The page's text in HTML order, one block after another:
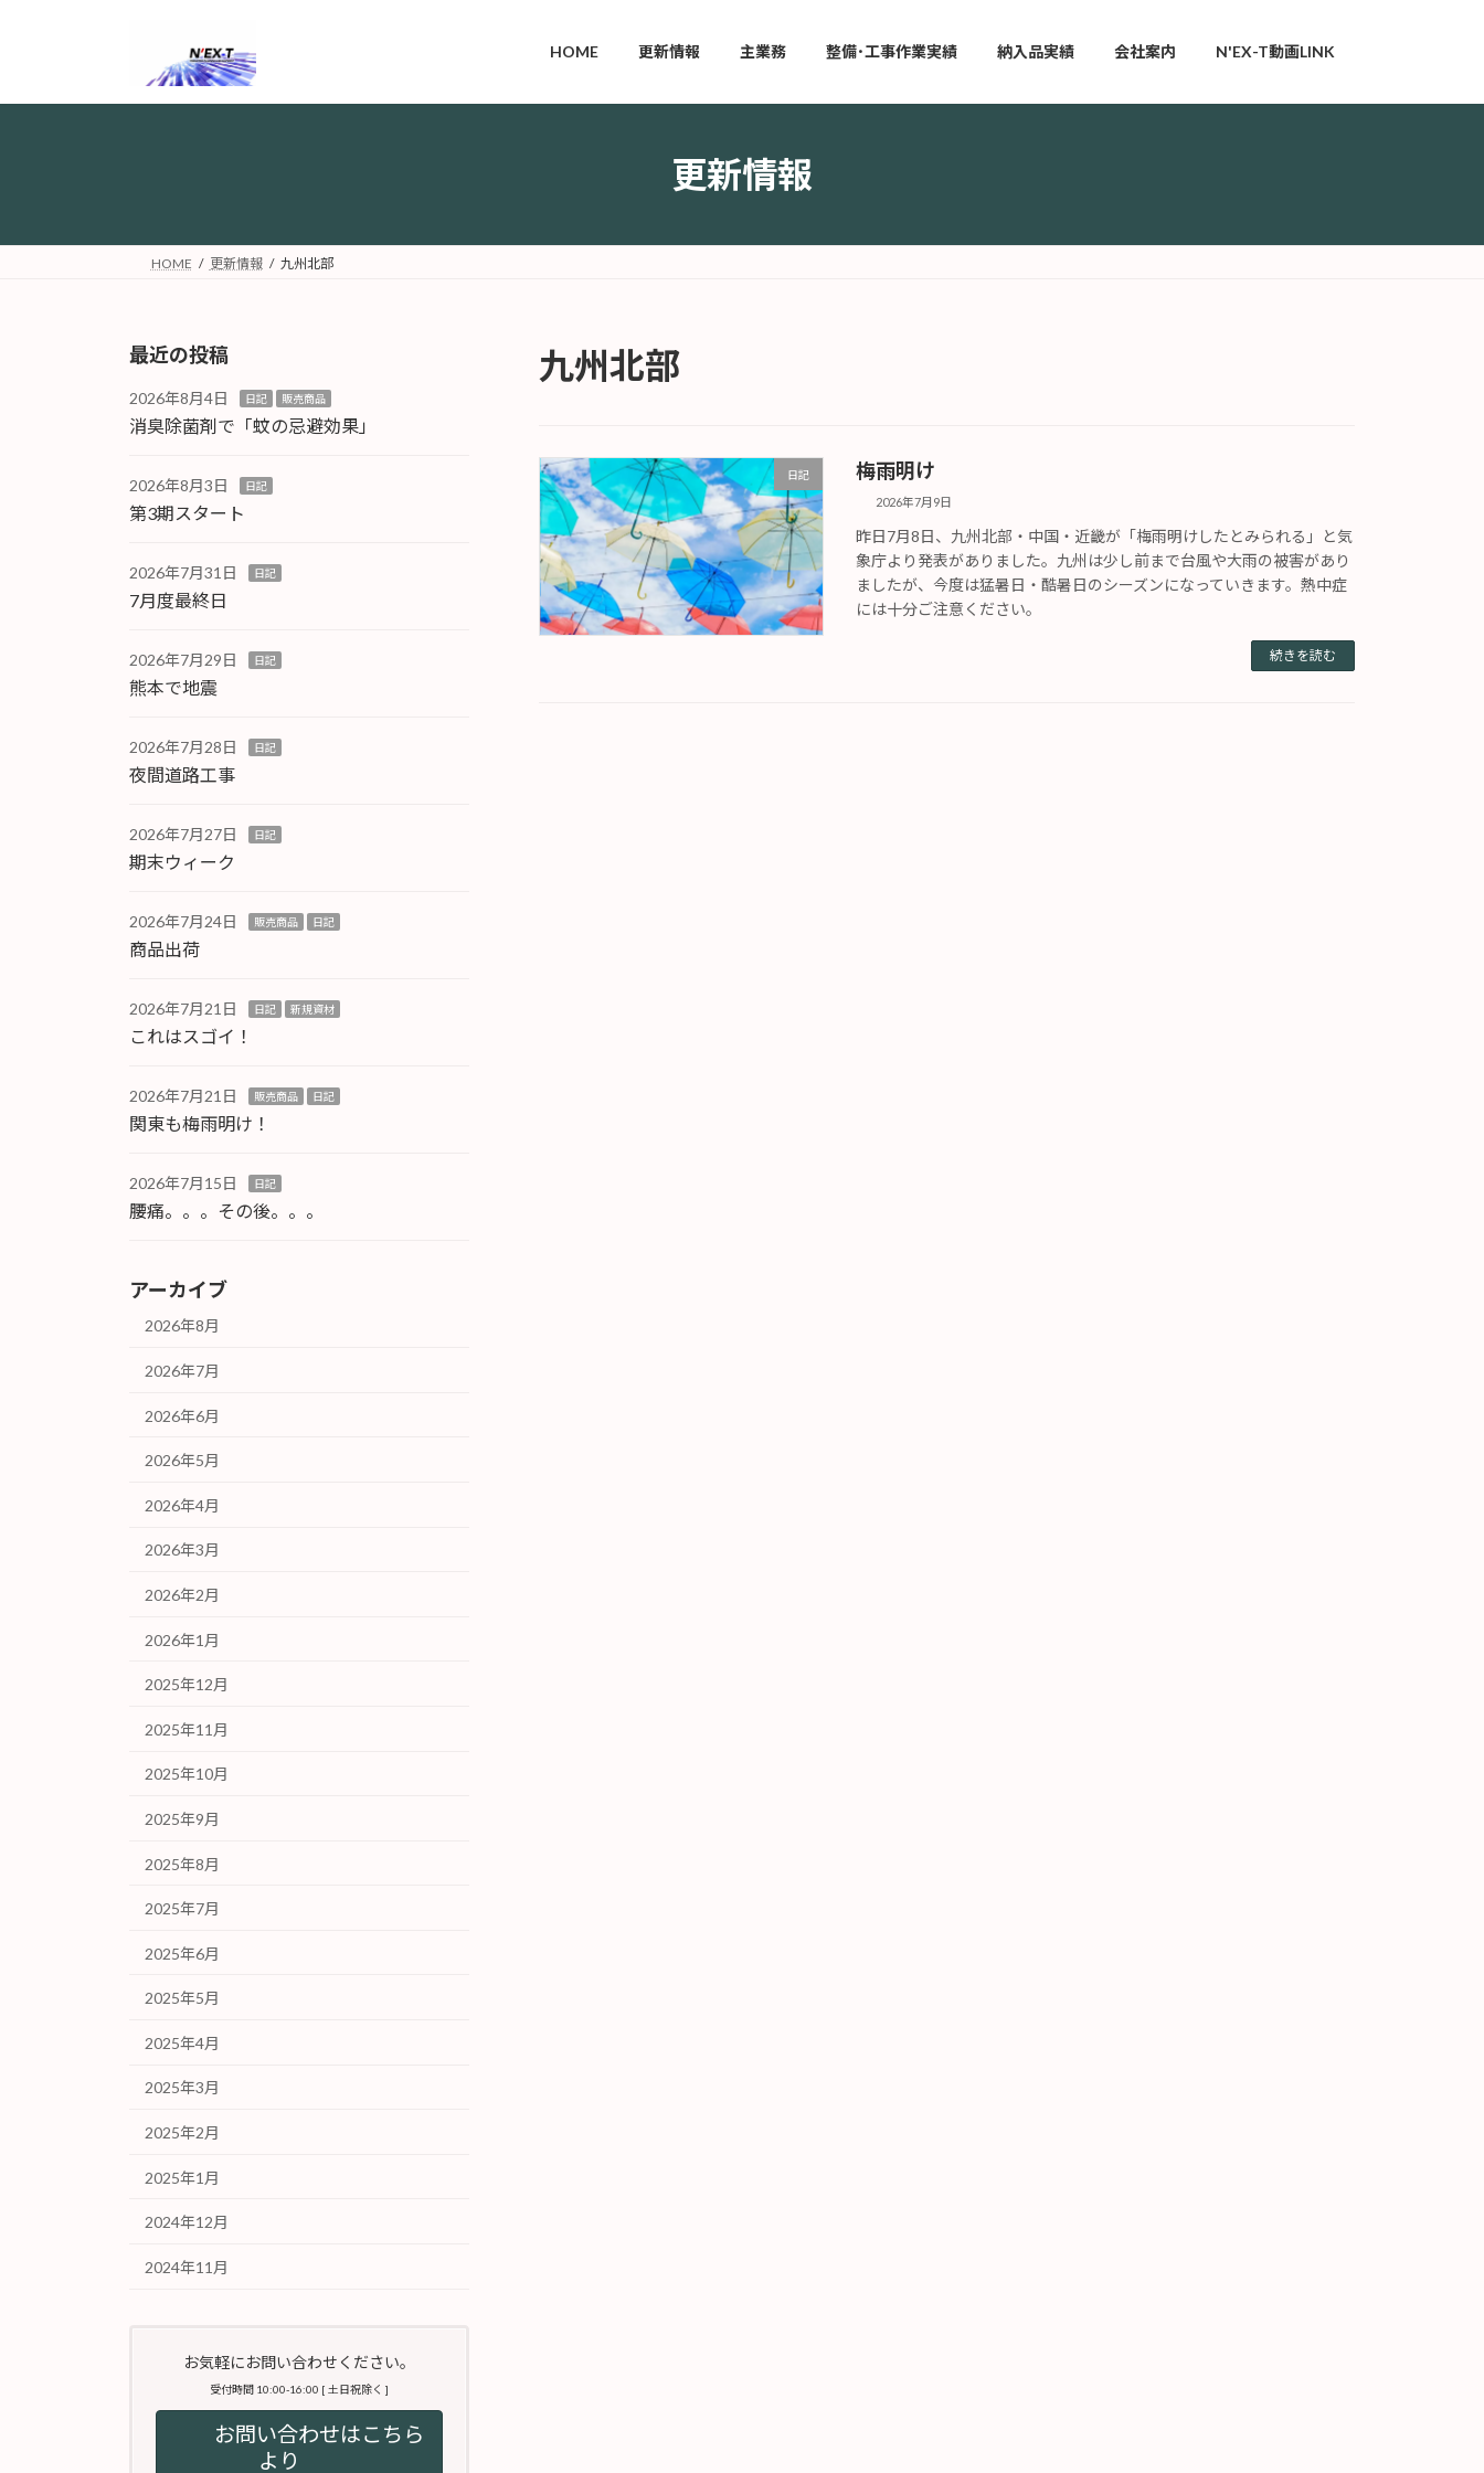
プ
動
HOME 更新情報 主業務 整備･工事作業実績 納入品実績 会社案内 N'EX-T動画LINK
更新情報
HOME 更新情報 九州北部
九州北部
日記 梅雨明け
2026年7月9日
昨日7月8日、九州北部・中国・近畿が「梅雨明けしたとみられる」と気
象庁より発表がありました。九州は少し前まで台風や大雨の被害があり
ましたが、今度は猛暑日・酷暑日のシーズンになっていきます。熱中症
には十分ご注意ください。
続きを読む
最近の投稿
2026年8月4日 日記 販売商品
消臭除菌剤で「蚊の忌避効果」
2026年8月3日 日記
第3期スタート
2026年7月31日 日記
7月度最終日
2026年7月29日 日記
熊本で地震
2026年7月28日 日記
夜間道路工事
2026年7月27日 日記
期末ウィーク
2026年7月24日 販売商品 日記
商品出荷
2026年7月21日 日記 新規資材
これはスゴイ！
2026年7月21日 販売商品 日記
関東も梅雨明け！
2026年7月15日 日記
腰痛。。。その後。。。
アーカイブ
2026年8月
2026年7月
2026年6月
2026年5月
2026年4月
2026年3月
2026年2月
2026年1月
2025年12月
2025年11月
2025年10月
2025年9月
2025年8月
2025年7月
2025年6月
2025年5月
2025年4月
2025年3月
2025年2月
2025年1月
2024年12月
2024年11月
お気軽にお問い合わせください。
受付時間 10:00-16:00 [ 土日祝除く ]
お問い合わせはこちら
より